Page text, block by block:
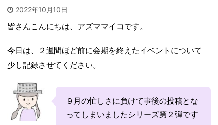
2022年10月10日
皆さんこんにちは、アズママイコです。
今日は、２週間ほど前に会期を終えたイベントについて
少し記録させてください。
９月の忙しさに負けて事後の投稿とな
ってしまいましたシリーズ第２弾です